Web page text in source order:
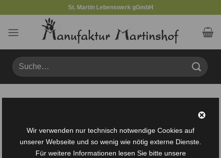
springen
St. Martin Lebenswerk gGmbH
Suche
nach:
Wir verwenden nur technisch notwendige Cookies auf
unserer Webseite und so wenig wie nötig externe Dienste.
Für weitere Informationen lesen Sie bitte unsere